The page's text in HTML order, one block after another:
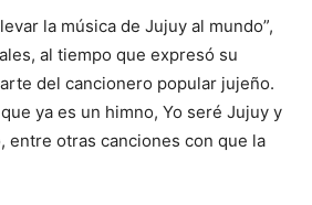
la música de Jujuy al mundo”,
al tiempo que expresó su
del cancionero popular jujeño.
ya es un himno, Yo seré Jujuy y
entre otras canciones con que la